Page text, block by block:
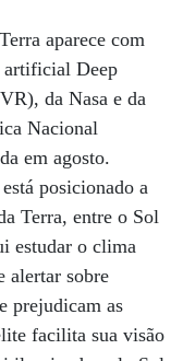
aparece com
artificial Deep
da Nasa e da
Nacional
em agosto.
posicionado a
Terra, entre o Sol
estudar o clima
alertar sobre
prejudicam as
facilita sua visão